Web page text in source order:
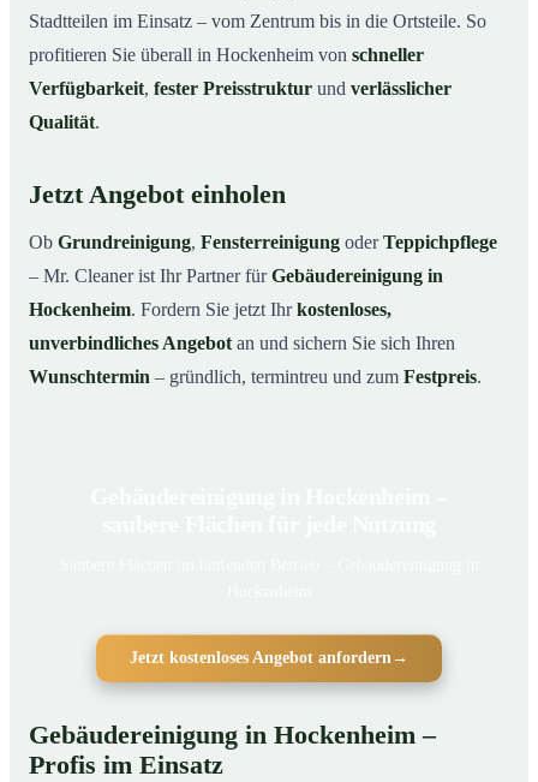
Stadtteilen im Einsatz – vom Zentrum bis in die Ortsteile. So
profitieren Sie überall in Hockenheim von schneller
Verfügbarkeit, fester Preisstruktur und verlässlicher
Qualität.
Jetzt Angebot einholen
Ob Grundreinigung, Fensterreinigung oderTeppichpflege
– Mr. Cleaner ist Ihr Partner fürGebäudereinigung in
Hockenheim. Fordern Sie jetzt Ihrkostenloses,
unverbindliches Angebot an und sichern Sie sich Ihren
Wunschtermin – gründlich, termintreu und zum Festpreis.
Jetzt kostenloses Angebot anfordern→
Gebäudereinigung in Hockenheim –
Profis im Einsatz